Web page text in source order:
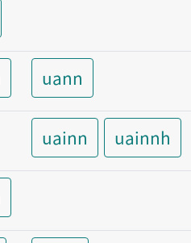
uann
uainn uainnh